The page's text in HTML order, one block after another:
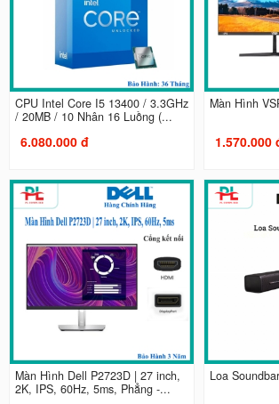
CPU Intel Core I5 13400 / 3.3GHz
/ 20MB / 10 Nhân 16 Luồng (...
6.080.000 đ
Màn Hình
1.570.000
Màn Hình Dell P2723D | 27 inch,
2K, IPS, 60Hz, 5ms, Phẳng -...
Loa